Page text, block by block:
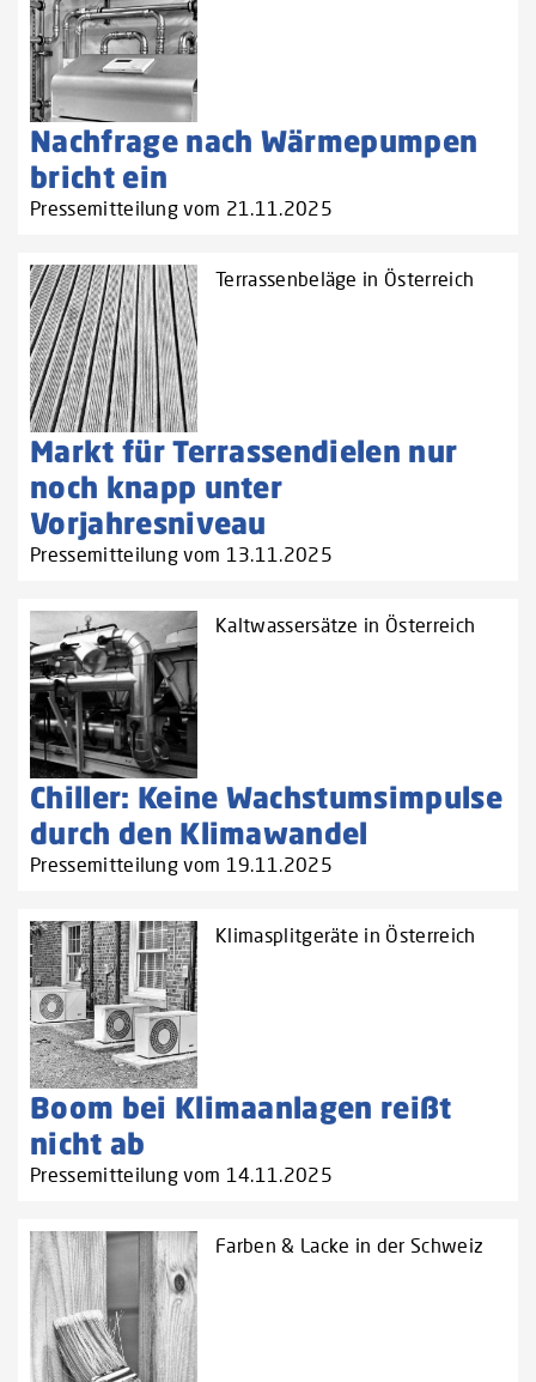
Nachfrage nach Wärmepumpen
bricht ein
Pressemitteilung vom 21.11.2025
Terrassenbeläge in Österreich
Markt für Terrassendielen nur
noch knapp unter
Vorjahresniveau
Pressemitteilung vom 13.11.2025
Kaltwassersätze in Österreich
Chiller: Keine Wachstumsimpulse
durch den Klimawandel
Pressemitteilung vom 19.11.2025
Klimasplitgeräte in Österreich
Boom bei Klimaanlagen reißt
nicht ab
Pressemitteilung vom 14.11.2025
Farben & Lacke in der Schweiz